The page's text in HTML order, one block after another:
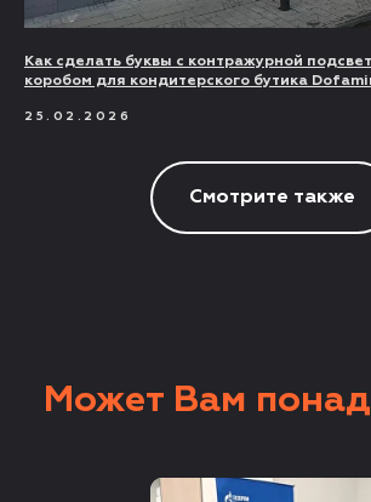
Как сделать буквы с контражурной
коробом для кондитерского бутика
25.02.2026
Смотрите также
Может Вам